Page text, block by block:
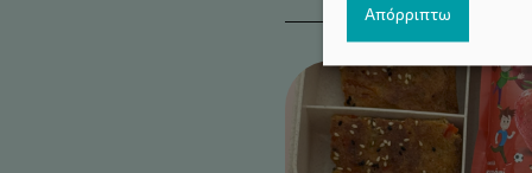
Απόρριπτω